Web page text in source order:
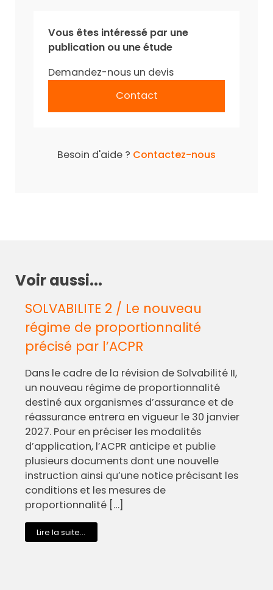
Vous êtes intéressé par une
publication ou une étude
Demandez-nous un devis
Contact
Besoin d'aide ? Contactez-nous
Voir aussi...
SOLVABILITE 2 / Le nouveau
régime de proportionnalité
précisé par l’ACPR
Dans le cadre de la révision de Solvabilité II,
un nouveau régime de proportionnalité
destiné aux organismes d’assurance et de
réassurance entrera en vigueur le 30 janvier
2027. Pour en préciser les modalités
d’application, l’ACPR anticipe et publie
plusieurs documents dont une nouvelle
instruction ainsi qu’une notice précisant les
conditions et les mesures de
proportionnalité […]
Lire la suite...